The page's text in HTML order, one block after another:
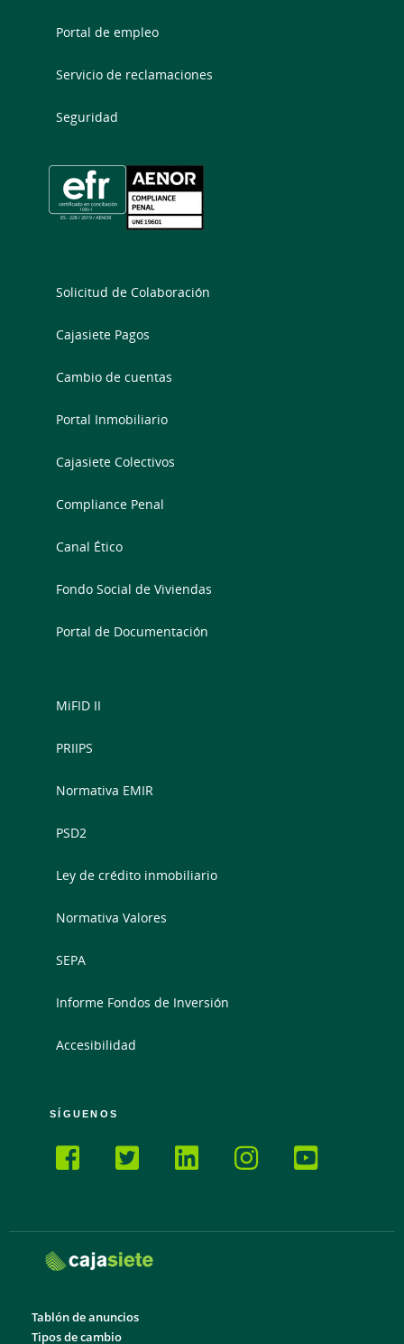
Portal de empleo
Servicio de reclamaciones
Seguridad
Solicitud de Colaboración
Cajasiete Pagos
Cambio de cuentas
Portal Inmobiliario
Cajasiete Colectivos
Compliance Penal
Canal Ético
Fondo Social de Viviendas
Portal de Documentación
MiFID II
PRIIPS
Normativa EMIR
PSD2
Ley de crédito inmobiliario
Normativa Valores
SEPA
Informe Fondos de Inversión
Accesibilidad
SÍGUENOS
Tablón de anuncios
Tipos de cambio